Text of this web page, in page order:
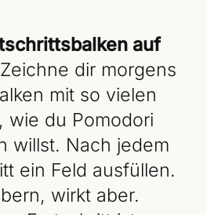
auf
Zeichne dir morgens
mit so vielen
wie du Pomodori
willst. Nach jedem
ein Feld ausfüllen.
wirkt aber.